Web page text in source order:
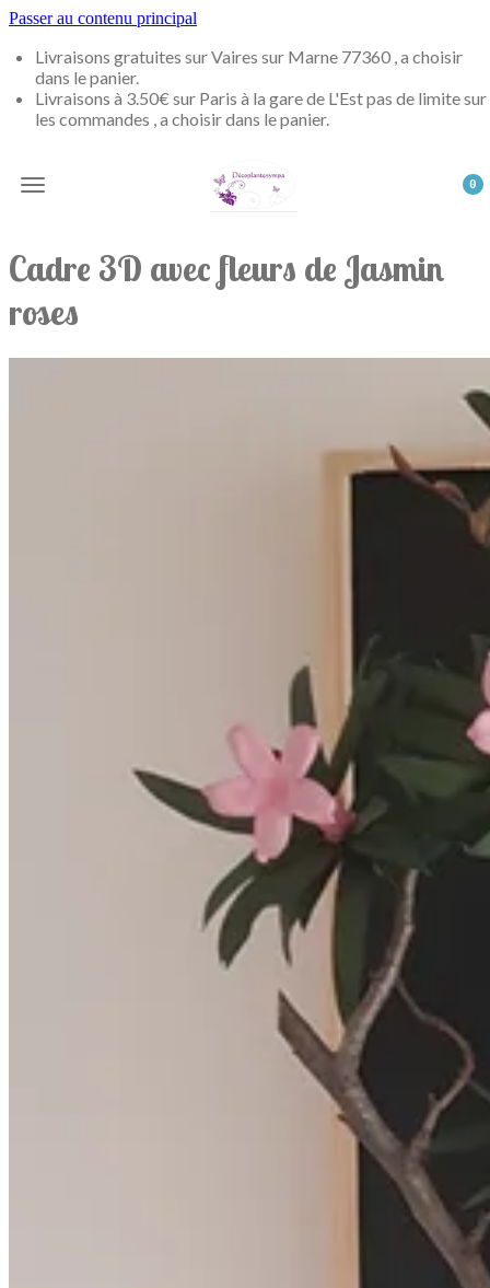
Passer au contenu principal
0
Livraisons gratuites sur Vaires sur Marne 77360 , a choisir
dans le panier.
Livraisons à 3.50€ sur Paris à la gare de L'Est pas de limite sur
les commandes , a choisir dans le panier.
Cadre 3D avec fleurs de Jasmin
roses